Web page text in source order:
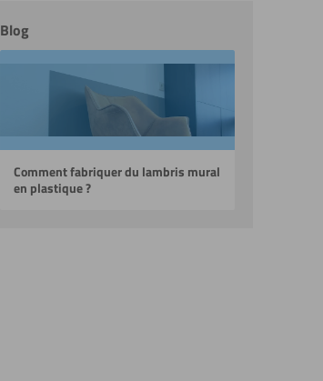
Blog
Comment fabriquer du lambris mural
en plastique ?